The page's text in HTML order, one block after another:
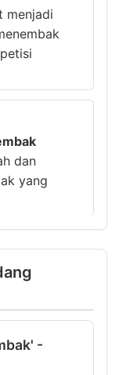
menjadi
dan
yang
-